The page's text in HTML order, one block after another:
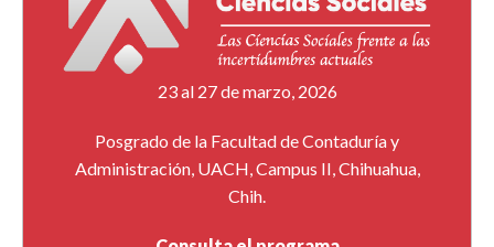
23 al 27 de marzo, 2026
Posgrado de la Facultad de Contaduría y
Administración, UACH, Campus II, Chihuahua,
Chih.